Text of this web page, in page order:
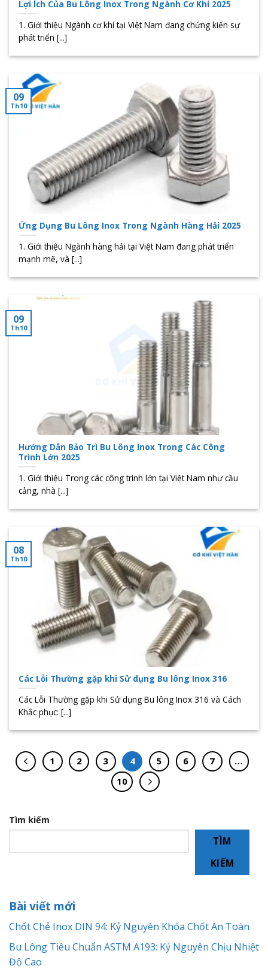
Lợi Ích Của Bu Lông Inox Trong Ngành Cơ Khí 2025
1. Giới thiệu Ngành cơ khí tại Việt Nam đang chứng kiến sự
phát triển [...]
Ứng Dụng Bu Lông Inox Trong Ngành Hàng Hải 2025
1. Giới thiệu Ngành hàng hải tại Việt Nam đang phát triển
mạnh mẽ, và [...]
09
Th10
Hướng Dẫn Bảo Trì Bu Lông Inox Trong Các Công
Trình Lớn 2025
1. Giới thiệu Trong các công trình lớn tại Việt Nam như cầu
cảng, nhà [...]
09
Th10
Các Lỗi Thường gặp khi Sử dụng Bu lông Inox 316
Các Lỗi Thường gặp khi Sử dụng Bu lông Inox 316 và Cách
Khắc phục: [...]
08
Th10
1 2 3 4 5 6 7
…
10
Tìm kiếm
TÌM
KIẾM
Bài viết mới
Chốt Chẻ Inox DIN 94: Kỷ Nguyên Khóa Chốt An Toàn
Bu Lông Tiêu Chuẩn ASTM A193: Kỷ Nguyên Chịu Nhiệt
Độ Cao